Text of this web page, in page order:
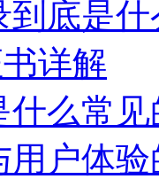
到底是
详解
什么常
用户体